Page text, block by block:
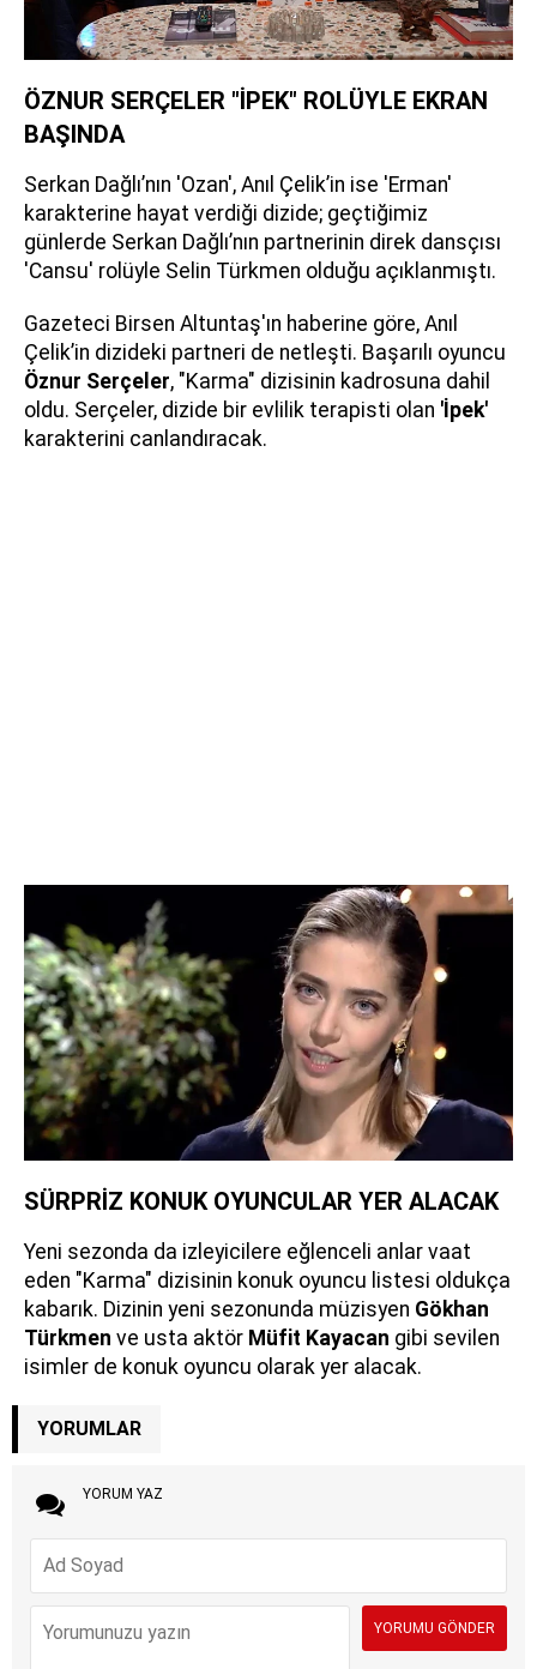
ÖZNUR SERÇELER "İPEK" ROLÜYLE EKRAN
BAŞINDA
Serkan Dağlı’nın 'Ozan', Anıl Çelik’in ise 'Erman'
karakterine hayat verdiği dizide; geçtiğimiz
günlerde Serkan Dağlı’nın partnerinin direk dansçısı
'Cansu' rolüyle Selin Türkmen olduğu açıklanmıştı.
Gazeteci Birsen Altuntaş'ın haberine göre, Anıl
Çelik’in dizideki partneri de netleşti. Başarılı oyuncu
Öznur Serçeler, "Karma" dizisinin kadrosuna dahil
oldu. Serçeler, dizide bir evlilik terapisti olan 'İpek'
karakterini canlandıracak.
SÜRPRİZ KONUK OYUNCULAR YER ALACAK
Yeni sezonda da izleyicilere eğlenceli anlar vaat
eden "Karma" dizisinin konuk oyuncu listesi oldukça
kabarık. Dizinin yeni sezonunda müzisyen Gökhan
Türkmen ve usta aktör Müfit Kayacan gibi sevilen
isimler de konuk oyuncu olarak yer alacak.
YORUMLAR
YORUM YAZ